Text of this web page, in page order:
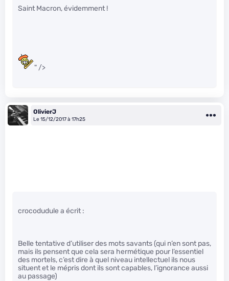
Saint Macron, évidemment !
" />
OlivierJ
Le 15/12/2017 à 17h25
crocodudule a écrit :
Belle tentative d’utiliser des mots savants (qui n’en sont pas,
mais ils pensent que cela sera hermétique pour l’essentiel
des mortels, c’est dire à quel niveau intellectuel ils nous
situent et le mépris dont ils sont capables, l’ignorance aussi
au passage)